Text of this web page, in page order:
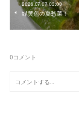
2026.07.07 03:00
緑黄色の夏惣菜！
0コメント